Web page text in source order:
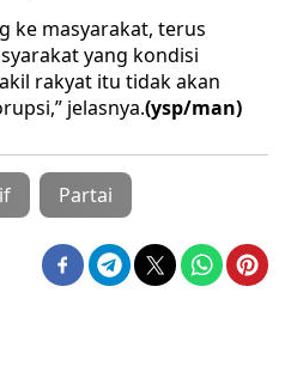
ke masyarakat, terus
yang kondisi
rakyat itu tidak akan
jelasnya.(ysp/man)
Partai